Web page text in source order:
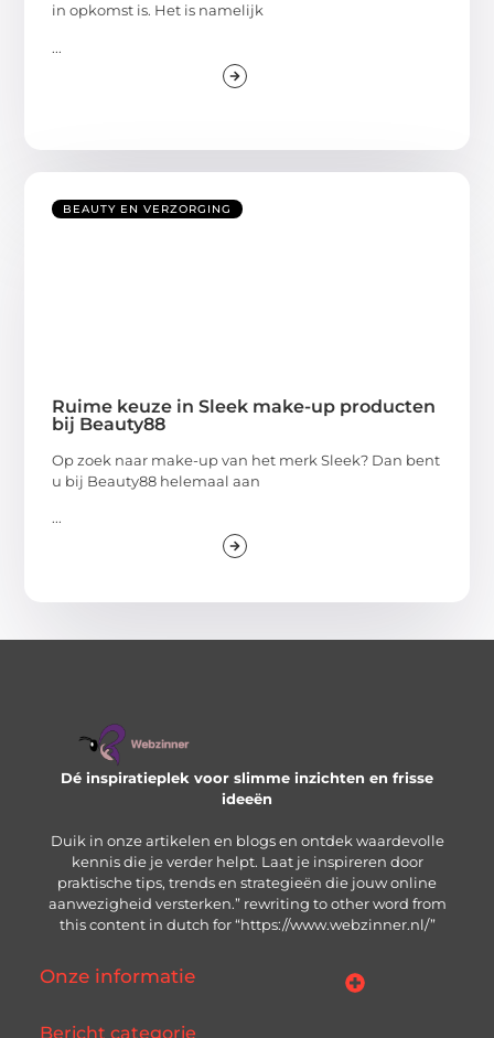
in opkomst is. Het is namelijk
...
BEAUTY EN VERZORGING
Ruime keuze in Sleek make-up producten
bij Beauty88
Op zoek naar make-up van het merk Sleek? Dan bent
u bij Beauty88 helemaal aan
...
Dé inspiratieplek voor slimme inzichten en frisse
ideeën
Duik in onze artikelen en blogs en ontdek waardevolle
kennis die je verder helpt. Laat je inspireren door
praktische tips, trends en strategieën die jouw online
aanwezigheid versterken.” rewriting to other word from
this content in dutch for “https://www.webzinner.nl/”
Onze informatie
Bericht categorie